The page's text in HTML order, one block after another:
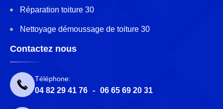
Réparation toiture 30
Nettoyage démoussage de toiture 30
Contactez nous
Téléphone:
04 82 29 41 76 - 06 65 69 20 31